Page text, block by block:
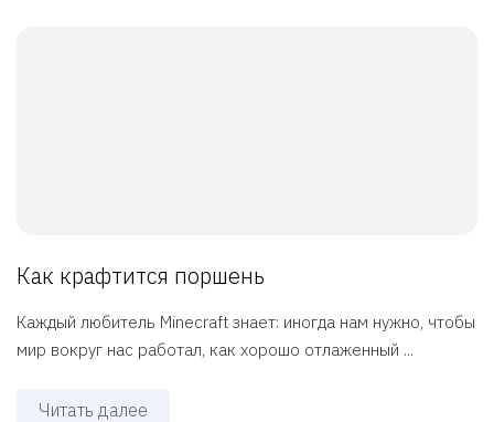
Как крафтится поршень
Каждый любитель Minecraft знает: иногда нам нужно, чтобы
мир вокруг нас работал, как хорошо отлаженный ...
Читать далее